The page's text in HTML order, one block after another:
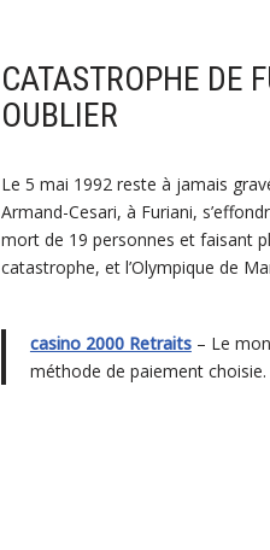
CATASTROPHE DE
OUBLIER
Le 5 mai 1992 reste à jamais
Armand-Cesari, à Furiani,
mort de 19 personnes et faisant
catastrophe, et l’Olympique de
casino 2000 Retraits– Le
méthode de paiement choisie.